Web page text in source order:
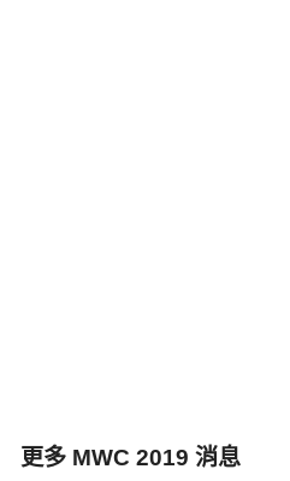
更多 MWC 2019 消息